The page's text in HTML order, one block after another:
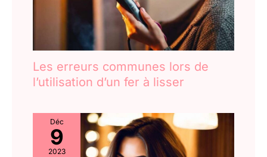
Les erreurs communes lors de
l’utilisation d’un fer à lisser
Déc
9
2023